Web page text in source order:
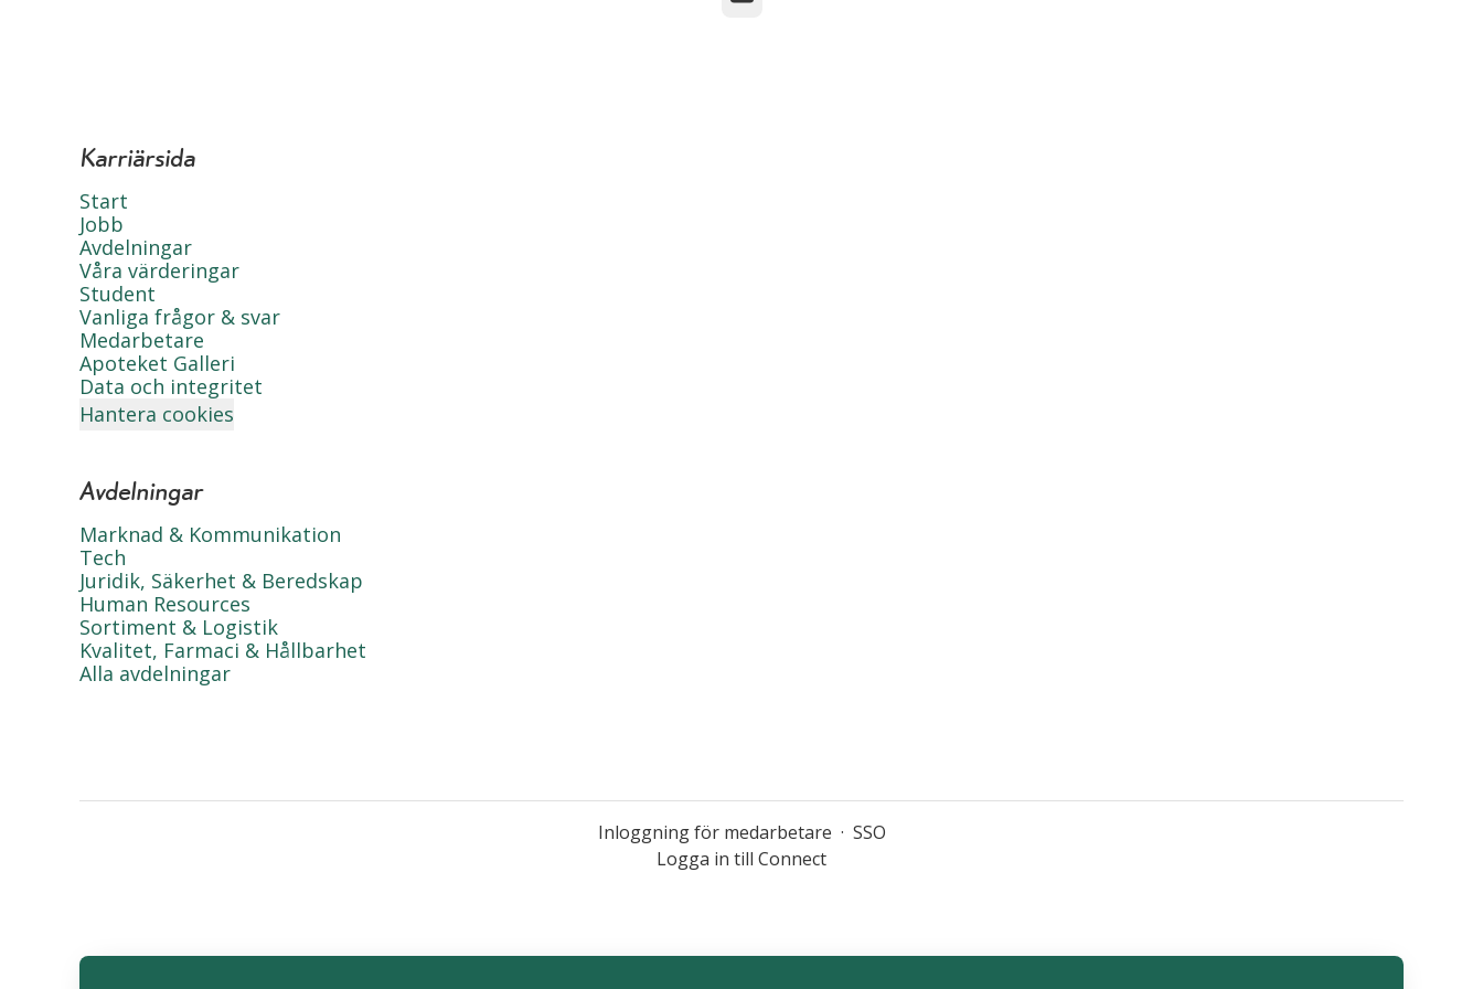
Karriärsida
Start
Jobb
Avdelningar
Våra värderingar
Student
Vanliga frågor & svar
Medarbetare
Apoteket Galleri
Data och integritet
Hantera cookies
Avdelningar
Marknad & Kommunikation
Tech
Juridik, Säkerhet & Beredskap
Human Resources
Sortiment & Logistik
Kvalitet, Farmaci & Hållbarhet
Alla avdelningar
Inloggning för medarbetare · SSO
Logga in till Connect